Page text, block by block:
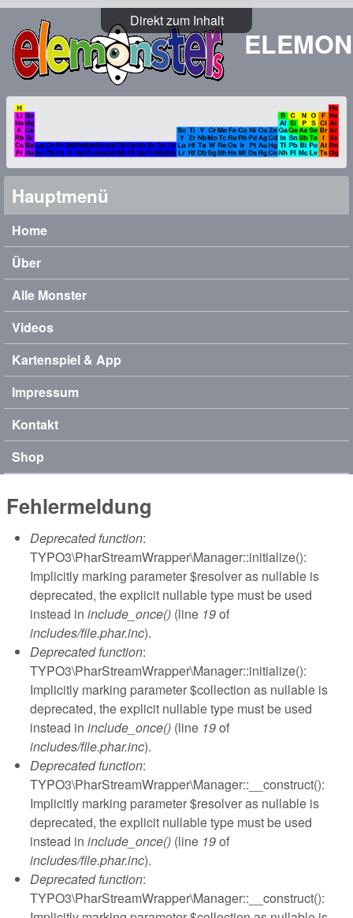
Direkt zum Inhalt
Hauptmenü
Home
Über
Alle Monster
Videos
Kartenspiel & App
Impressum
Kontakt
Shop
Fehlermeldung
Deprecated function:
TYPO3\PharStreamWrapper\Manager::initialize():
Implicitly marking parameter $resolver as nullable is
deprecated, the explicit nullable type must be used
instead in include_once() (line 19of
includes/file.phar.inc).
Deprecated function:
TYPO3\PharStreamWrapper\Manager::initialize():
Implicitly marking parameter $collection as nullable is
deprecated, the explicit nullable type must be used
instead in include_once() (line 19of
includes/file.phar.inc).
Deprecated function:
TYPO3\PharStreamWrapper\Manager::__construct():
Implicitly marking parameter $resolver as nullable is
deprecated, the explicit nullable type must be used
instead in include_once() (line 19of
includes/file.phar.inc).
Deprecated function:
TYPO3\PharStreamWrapper\Manager::__construct():